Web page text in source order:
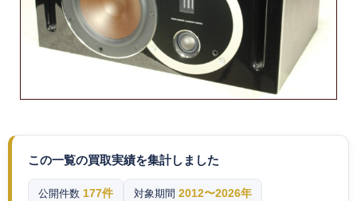
この一覧の買取実績を集計しました
公開件数 177件 対象期間 2012〜2026年